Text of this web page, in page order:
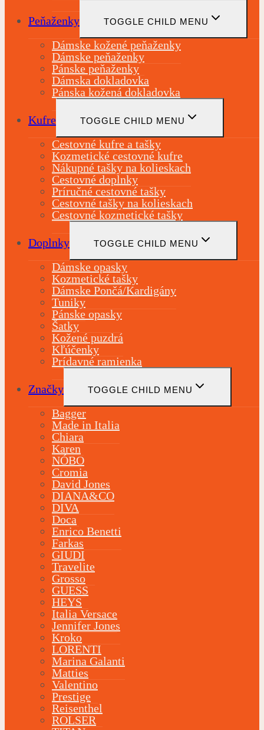
Peňaženky TOGGLE CHILD MENU
Dámske kožené peňaženky
Dámske peňaženky
Pánske peňaženky
Dámska dokladovka
Pánska kožená dokladovka
Kufre TOGGLE CHILD MENU
Cestovné kufre a tašky
Kozmetické cestovné kufre
Nákupné tašky na kolieskach
Cestovné doplnky
Príručné cestovné tašky
Cestovné tašky na kolieskach
Cestovné kozmetické tašky
Doplnky TOGGLE CHILD MENU
Dámske opasky
Kozmetické tašky
Dámske Pončá/Kardigány
Tuniky
Pánske opasky
Šatky
Kožené puzdrá
Kľúčenky
Prídavné ramienka
Značky TOGGLE CHILD MENU
Bagger
Made in Italia
Chiara
Karen
NÓBO
Cromia
David Jones
DIANA&CO
DIVA
Doca
Enrico Benetti
Farkas
GIUDI
Travelite
Grosso
GUESS
HEYS
Italia Versace
Jennifer Jones
Kroko
LORENTI
Marina Galanti
Matties
Valentino
Prestige
Reisenthel
ROLSER